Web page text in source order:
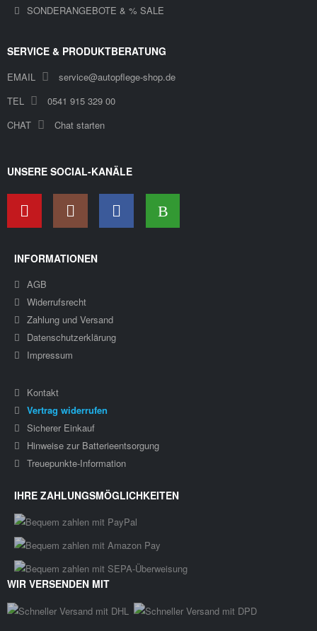
SONDERANGEBOTE & % SALE
SERVICE & PRODUKTBERATUNG
EMAIL
service@autopflege-shop.de
TEL
0541 915 329 00
CHAT
Chat starten
UNSERE SOCIAL-KANÄLE
INFORMATIONEN
AGB
Widerrufsrecht
Zahlung und Versand
Datenschutzerklärung
Impressum
Kontakt
Vertrag widerrufen
Sicherer Einkauf
Hinweise zur Batterieentsorgung
Treuepunkte-Information
IHRE ZAHLUNGSMÖGLICHKEITEN
WIR VERSENDEN MIT